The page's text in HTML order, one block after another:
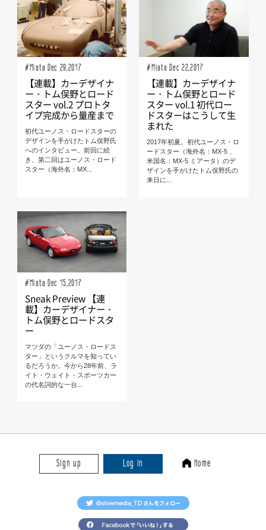
#Miata Dec 29,2017
【連載】カーデザイナ
ー・トム俣野とロード
スター vol.2 プロトタ
イプ完成から量産まで
初代ユーノス・ロードスターの
デザインを手がけたトム俣野氏
へのインタビュー。前回に続
き、第二回はユーノス・ロード
スター（海外名：MX...
#Miata Dec 22,2017
【連載】カーデザイナ
ー・トム俣野とロード
スター vol.1 初代ロー
ドスターはこうして生
まれた
2017年初夏。初代ユーノス・ロ
ードスター（海外名：MX-5 、
米国名：MX-5 ミアータ）のデ
ザインを手がけたトム俣野氏の
来日に...
#Miata Dec 15,2017
Sneak Preview 【連
載】カーデザイナー・
トム俣野とロードスタ
ー
マツダの「ユーノス・ロードス
ター」というクルマを知ってい
るだろうか。今から28年前、ラ
イト・ウェイト・スポーツカー
の代名詞的な一台...
Sign up Log in Home